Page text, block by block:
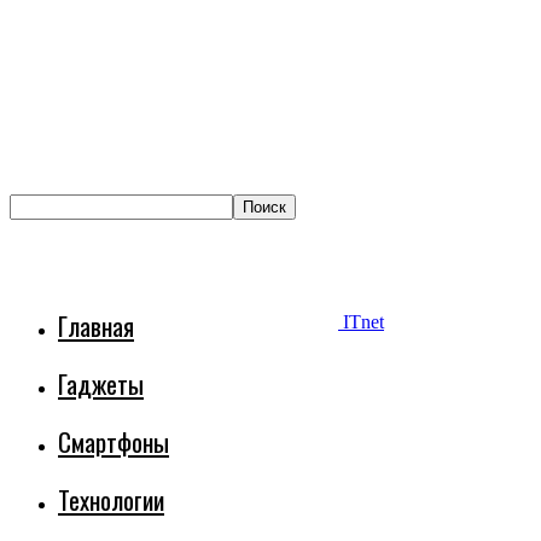
ITnet
Главная
Гаджеты
Смартфоны
Технологии